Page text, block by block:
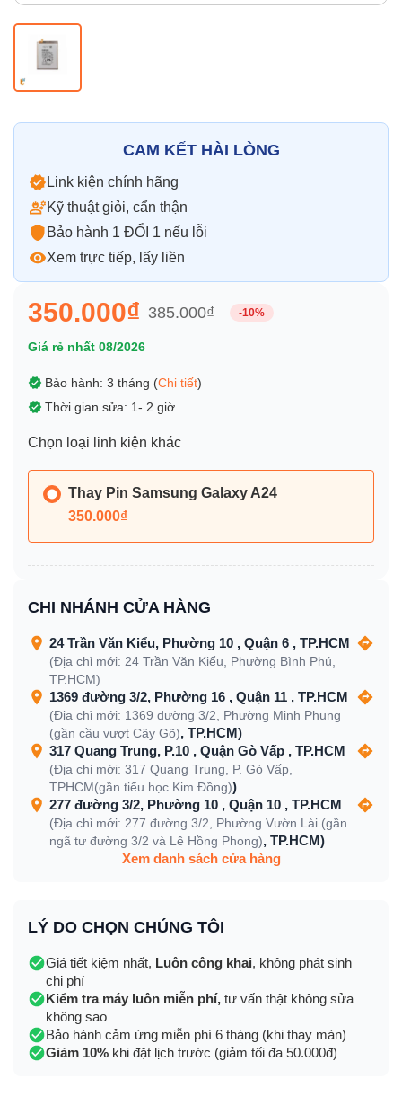
CAM KẾT HÀI LÒNG
Link kiện chính hãng
Kỹ thuật giỏi, cẩn thận
Bảo hành 1 ĐỔI 1 nếu lỗi
Xem trực tiếp, lấy liền
350.000₫ 385.000₫ -10%
Giá rẻ nhất 08/2026
Bảo hành: 3 tháng (Chi tiết)
Thời gian sửa: 1- 2 giờ
Chọn loại linh kiện khác
Thay Pin Samsung Galaxy A24
350.000₫
CHI NHÁNH CỬA HÀNG
24 Trần Văn Kiểu, Phường 10 , Quận 6 , TP.HCM
(Địa chỉ mới: 24 Trần Văn Kiểu, Phường Bình Phú,
TP.HCM)
1369 đường 3/2, Phường 16 , Quận 11 , TP.HCM
(Địa chỉ mới: 1369 đường 3/2, Phường Minh Phụng
(gần cầu vượt Cây Gõ), TP.HCM)
317 Quang Trung, P.10 , Quận Gò Vấp , TP.HCM
(Địa chỉ mới: 317 Quang Trung, P. Gò Vấp,
TPHCM(gần tiểu học Kim Đồng))
277 đường 3/2, Phường 10 , Quận 10 , TP.HCM
(Địa chỉ mới: 277 đường 3/2, Phường Vườn Lài (gần
ngã tư đường 3/2 và Lê Hồng Phong), TP.HCM)
Xem danh sách cửa hàng
LÝ DO CHỌN CHÚNG TÔI
Giá tiết kiệm nhất, Luôn công khai, không phát sinh
chi phí
Kiểm tra máy luôn miễn phí, tư vấn thật không sửa
không sao
Bảo hành cảm ứng miễn phí 6 tháng (khi thay màn)
Giảm 10% khi đặt lịch trước (giảm tối đa 50.000đ)